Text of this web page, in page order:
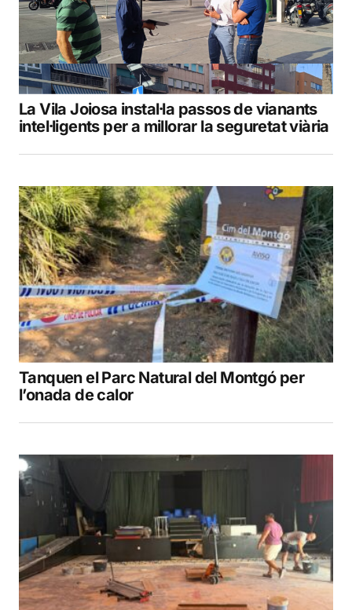
La Vila Joiosa instal·la passos de vianants
intel·ligents per a millorar la seguretat viària
Tanquen el Parc Natural del Montgó per
l’onada de calor